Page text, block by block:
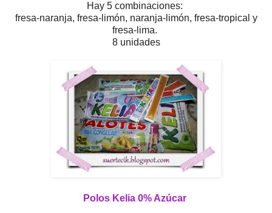
Hay 5 combinaciones:
fresa-naranja, fresa-limón, naranja-limón, fresa-tropical y
fresa-lima.
8 unidades
Polos Kelia 0% Azúcar